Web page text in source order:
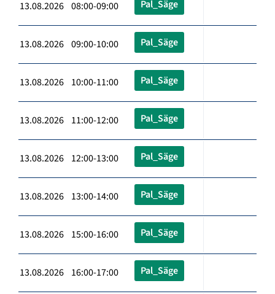
13.08.2026 08:00-09:00 Pal_Säge
13.08.2026 09:00-10:00 Pal_Säge
13.08.2026 10:00-11:00 Pal_Säge
13.08.2026 11:00-12:00 Pal_Säge
13.08.2026 12:00-13:00 Pal_Säge
13.08.2026 13:00-14:00 Pal_Säge
13.08.2026 15:00-16:00 Pal_Säge
13.08.2026 16:00-17:00 Pal_Säge